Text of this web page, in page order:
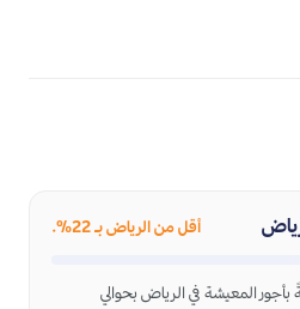
أقل من الرياض بـ 22%.
المعيشة في الرياض بحوالي